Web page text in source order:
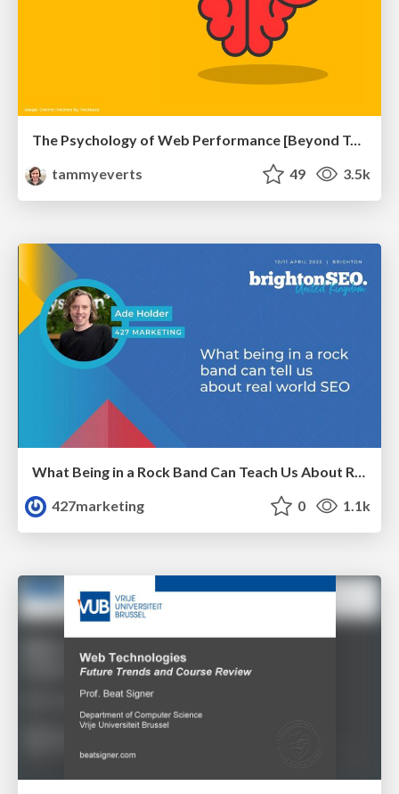
The Psychology of Web Performance [Beyond Tellerrand 2023]
tammyeverts
49 3.5k
What Being in a Rock Band Can Teach Us About Real World SEO
427marketing
0 1.1k